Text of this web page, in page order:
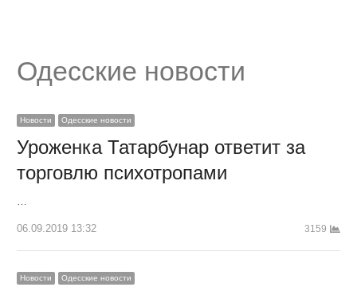
Одесские новости
Новости Одесские новости
Уроженка Татарбунар ответит за
торговлю психотропами
…
06.09.2019 13:32 3159
Новости Одесские новости